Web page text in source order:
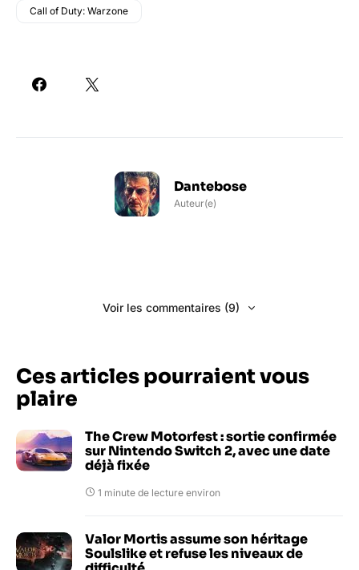
Call of Duty: Warzone
Dantebose
Auteur(e)
Voir les commentaires (9)
Ces articles pourraient vous
plaire
The Crew Motorfest : sortie confirmée
sur Nintendo Switch 2, avec une date
déjà fixée
1 minute de lecture environ
Valor Mortis assume son héritage
Soulslike et refuse les niveaux de